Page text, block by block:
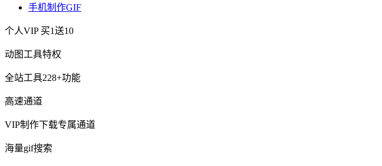
手机制作GIF
个人VIP 买1送10
动图工具特权
全站工具228+功能
高速通道
VIP制作下载专属通道
海量gif搜索